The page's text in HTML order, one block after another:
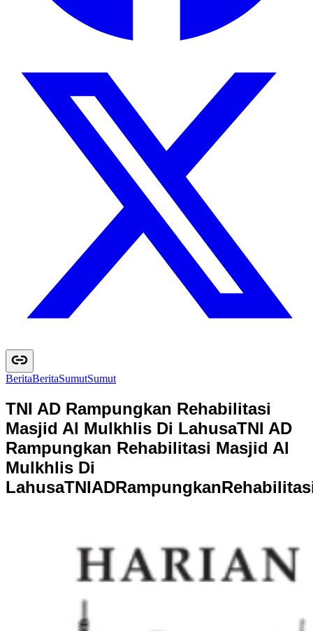
BeritaBeritaSumutSumut
TNI AD Rampungkan Rehabilitasi
Masjid Al Mulkhlis Di LahusaTNI AD
Rampungkan Rehabilitasi Masjid Al
Mulkhlis Di
LahusaTNIADRampungkanRehabilitas